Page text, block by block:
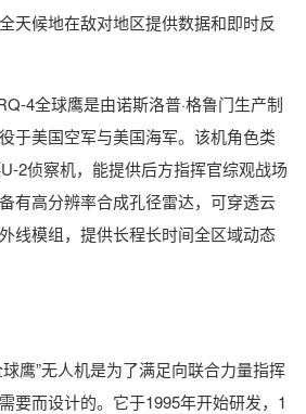
天候地在敌对地区提供数据和即时反
4全球鹰是由诺斯洛普·格鲁门生产制
于美国空军与美国海军。该机角色类
2侦察机，能提供后方指挥官综观战场
有高分辨率合成孔径雷达，可穿透云
线模组，提供长程长时间全区域动态
鹰”无人机是为了满足向联合力量指挥
要而设计的。它于1995年开始研发，1